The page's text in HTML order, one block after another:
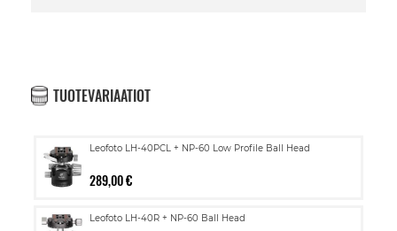
TUOTEVARIAATIOT
Leofoto LH-40PCL + NP-60 Low Profile Ball Head
289,00 €
Leofoto LH-40R + NP-60 Ball Head